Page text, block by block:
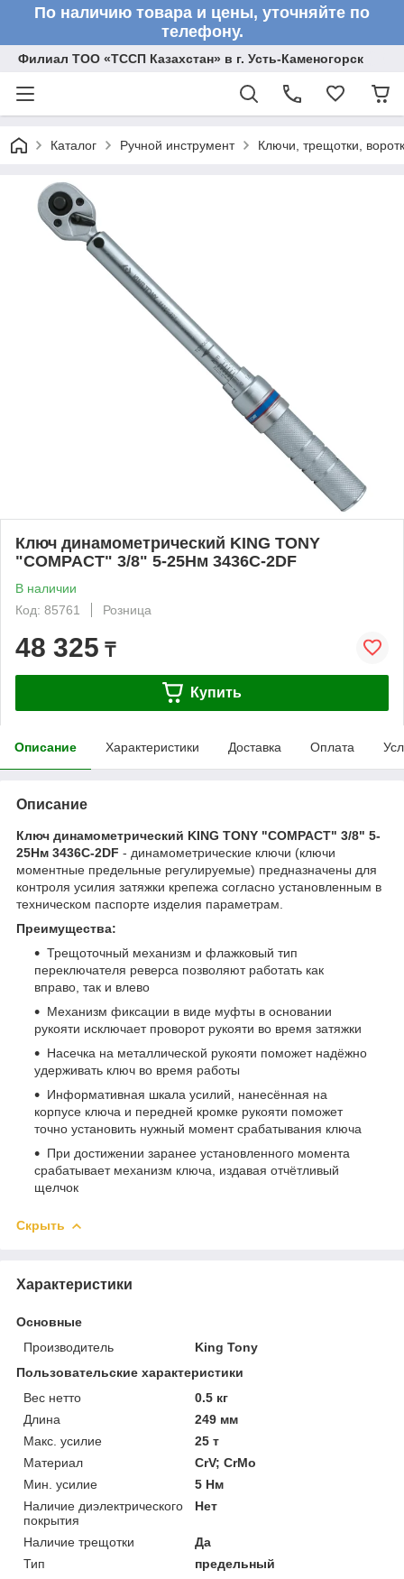
По наличию товара и цены, уточняйте по
телефону.
Филиал ТОО «ТССП Казахстан» в г. Усть-Каменогорск
Каталог Ручной инструмент Ключи, трещотки,
Ключ динамометрический KING TONY
"COMPACT" 3/8" 5-25Нм 3436C-2DF
В наличии
Код: 85761
Розница
48 325 ₸
Купить
Описание Характеристики Доставка Оплата
Описание
Ключ динамометрический KING TONY "COMPACT" 3/8" 5-
25Нм 3436C-2DF - динамометрические ключи (ключи
моментные предельные регулируемые) предназначены для
контроля усилия затяжки крепежа согласно установленным в
техническом паспорте изделия параметрам.
Преимущества:
Трещоточный механизм и флажковый тип
переключателя реверса позволяют работать как
вправо, так и влево
Механизм фиксации в виде муфты в основании
рукояти исключает проворот рукояти во время затяжки
Насечка на металлической рукояти поможет надёжно
удерживать ключ во время работы
Информативная шкала усилий, нанесённая на
корпусе ключа и передней кромке рукояти поможет
точно установить нужный момент срабатывания ключа
При достижении заранее установленного момента
срабатывает механизм ключа, издавая отчётливый
щелчок
Скрыть
Характеристики
Основные
Производитель
King Tony
Пользовательские характеристики
Вес нетто
0.5 кг
Длина
249 мм
Макс. усилие
25 т
Материал
CrV; CrMo
Мин. усилие
5 Нм
Наличие диэлектрического
покрытия
Нет
Наличие трещотки
Да
Тип
предельный